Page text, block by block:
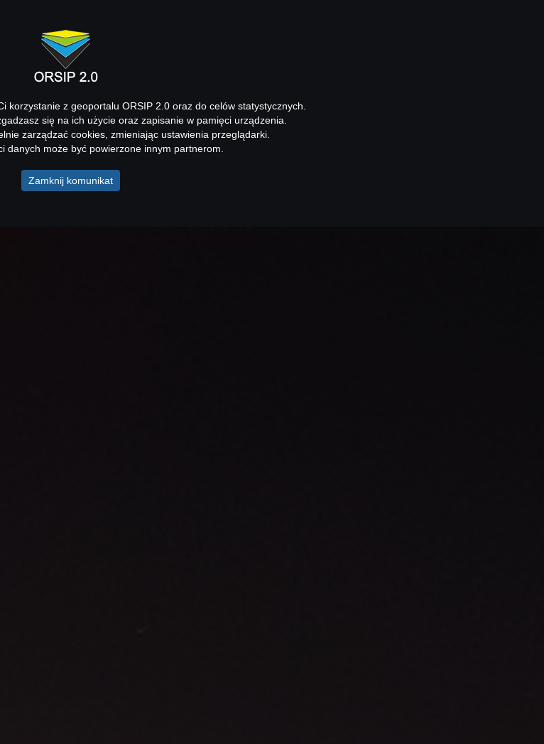
korzystanie z geoportalu ORSIP 2.0 oraz do celów statystycznych.
się na ich użycie oraz zapisanie w pamięci urządzenia.
zarządzać cookies, zmieniając ustawienia przeglądarki.
danych może być powierzone innym partnerom.
Zamknij komunikat